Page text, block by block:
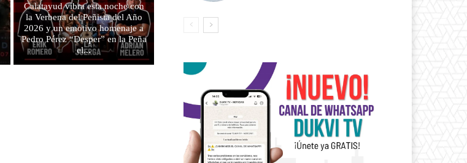
Calatayud vibra esta noche con
la Verbena del Peñista del Año
2026 y un emotivo homenaje a
Pedro Pérez “Desper” en la Peña
el...